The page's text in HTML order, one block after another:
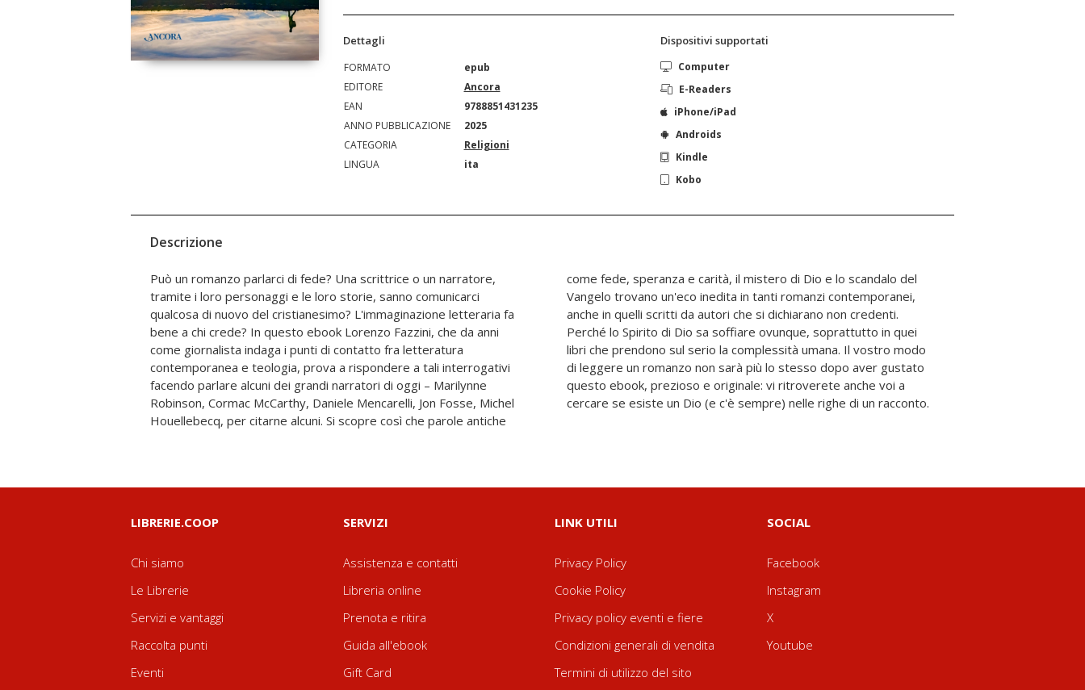
Dettagli
FORMATO
epub
EDITORE
Ancora
EAN
9788851431235
ANNO PUBBLICAZIONE
2025
CATEGORIA
Religioni
LINGUA
ita
Dispositivi supportati
Computer
E-Readers
iPhone/iPad
Androids
Kindle
Kobo
Descrizione
Può un romanzo parlarci di fede? Una scrittrice o un narratore,
tramite i loro personaggi e le loro storie, sanno comunicarci
qualcosa di nuovo del cristianesimo? L'immaginazione letteraria fa
bene a chi crede? In questo ebook Lorenzo Fazzini, che da anni
come giornalista indaga i punti di contatto fra letteratura
contemporanea e teologia, prova a rispondere a tali interrogativi
facendo parlare alcuni dei grandi narratori di oggi – Marilynne
Robinson, Cormac McCarthy, Daniele Mencarelli, Jon Fosse, Michel
Houellebecq, per citarne alcuni. Si scopre così che parole antiche
come fede, speranza e carità, il mistero di Dio e lo scandalo del
Vangelo trovano un'eco inedita in tanti romanzi contemporanei,
anche in quelli scritti da autori che si dichiarano non credenti.
Perché lo Spirito di Dio sa soffiare ovunque, soprattutto in quei
libri che prendono sul serio la complessità umana. Il vostro modo
di leggere un romanzo non sarà più lo stesso dopo aver gustato
questo ebook, prezioso e originale: vi ritroverete anche voi a
cercare se esiste un Dio (e c'è sempre) nelle righe di un racconto.
LIBRERIE.COOP
Chi siamo
Le Librerie
Servizi e vantaggi
Raccolta punti
Eventi
SERVIZI
Assistenza e contatti
Libreria online
Prenota e ritira
Guida all'ebook
Gift Card
LINK UTILI
Privacy Policy
Cookie Policy
Privacy policy eventi e fiere
Condizioni generali di vendita
Termini di utilizzo del sito
SOCIAL
Facebook
Instagram
X
Youtube